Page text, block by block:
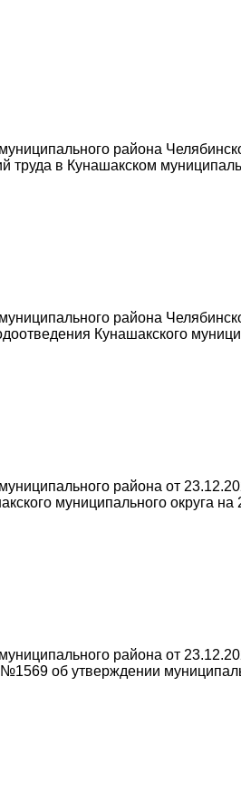
района
в Кунашакском
района
Кунашакского
района от
муниципального округа на
района от
об утверждении